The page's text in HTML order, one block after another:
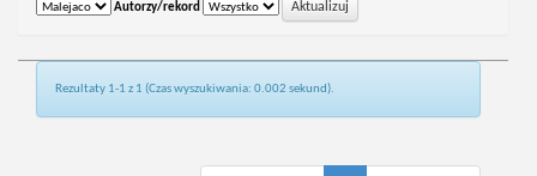
Autorzy/rekord
Rezultaty 1-1 z 1 (Czas wyszukiwania: 0.002 sekund).